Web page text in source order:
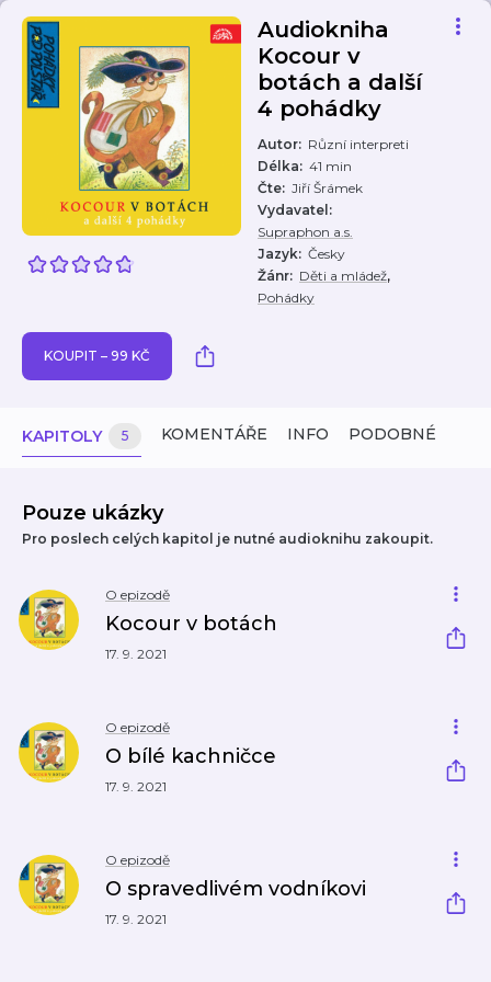
Audiokniha
Kocour v
botách a další
4 pohádky
Autor: Různí interpreti
Délka: 41 min
Čte: Jiří Šrámek
Vydavatel :
Supraphon a.s.
Jazyk: Česky
Žánr: Děti a mládež,
Pohádky
KOUPIT – 99 KČ
KAPITOLY 5 KOMENTÁŘE INFO PODOBNÉ
Pouze ukázky
Pro poslech celých kapitol je nutné audioknihu zakoupit.
O epizodě
Kocour v botách
17. 9. 2021
O epizodě
O bílé kachničce
17. 9. 2021
O epizodě
O spravedlivém vodníkovi
17. 9. 2021